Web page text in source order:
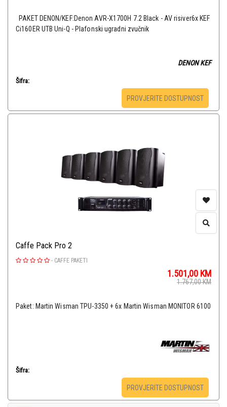
PAKET DENON/KEF:Denon AVR-X1700H 7.2 Black - AV risiver6x KEF
Ci160ER UTB Uni-Q - Plafonski ugradni zvučnik
DENON KEF
Šifra:
PROVJERITE DOSTUPNOST
Caffe Pack Pro 2
- CAFFE PAKETI
1.501,00 KM
1.767,00KM
Paket: Martin Wisman TPU-3350 + 6x Martin Wisman MONITOR 6100
Šifra:
PROVJERITE DOSTUPNOST